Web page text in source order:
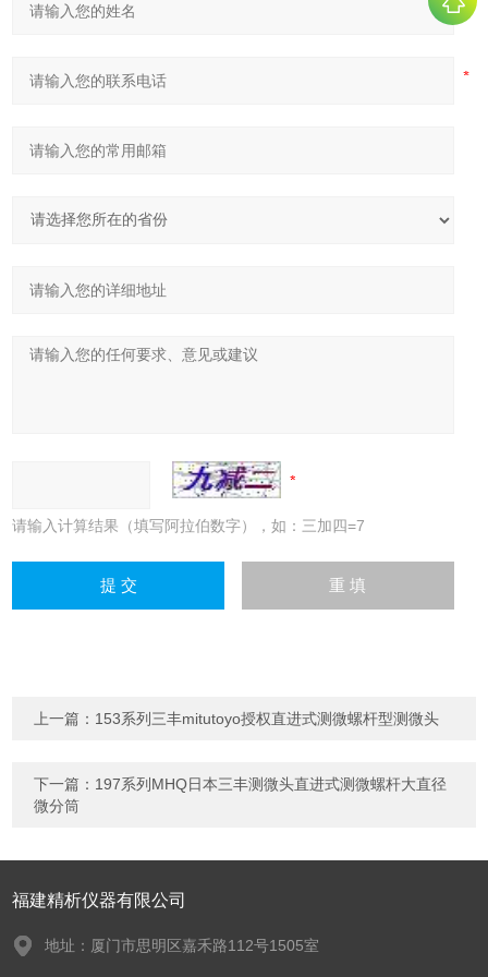
请输入计算结果（填写阿拉伯数字），如：三加四=7
上一篇： 153系列三丰mitutoyo授权直进式测微螺杆型测微头
下一篇： 197系列MHQ日本三丰测微头直进式测微螺杆大直径
微分筒
福建精析仪器有限公司
地址：厦门市思明区嘉禾路112号1505室